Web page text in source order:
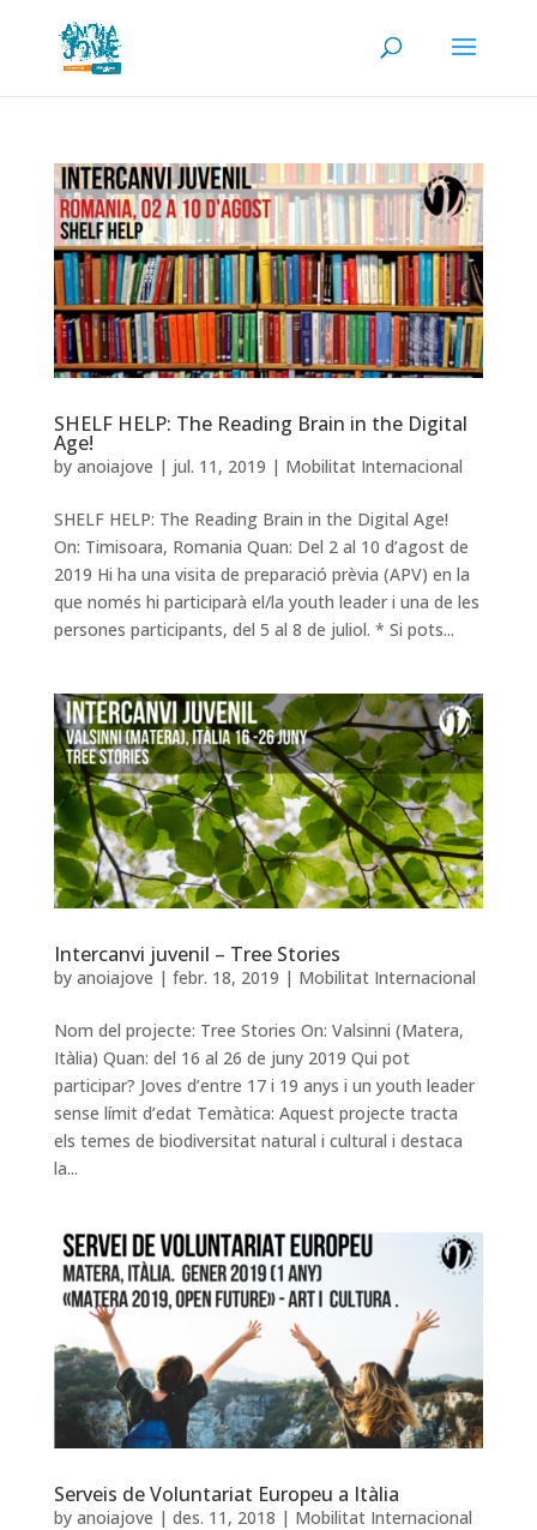
SHELF HELP: The Reading Brain in the Digital
Age!
by anoiajove | jul. 11, 2019 | Mobilitat Internacional
SHELF HELP: The Reading Brain in the Digital Age!
On: Timisoara, Romania Quan: Del 2 al 10 d’agost de
2019 Hi ha una visita de preparació prèvia (APV) en la
que només hi participarà el/la youth leader i una de les
persones participants, del 5 al 8 de juliol. * Si pots...
Intercanvi juvenil – Tree Stories
by anoiajove | febr. 18, 2019 | Mobilitat Internacional
Nom del projecte: Tree Stories On: Valsinni (Matera,
Itàlia) Quan: del 16 al 26 de juny 2019 Qui pot
participar? Joves d’entre 17 i 19 anys i un youth leader
sense límit d’edat Temàtica: Aquest projecte tracta
els temes de biodiversitat natural i cultural i destaca
la...
Serveis de Voluntariat Europeu a Itàlia
by anoiajove | des. 11, 2018 | Mobilitat Internacional